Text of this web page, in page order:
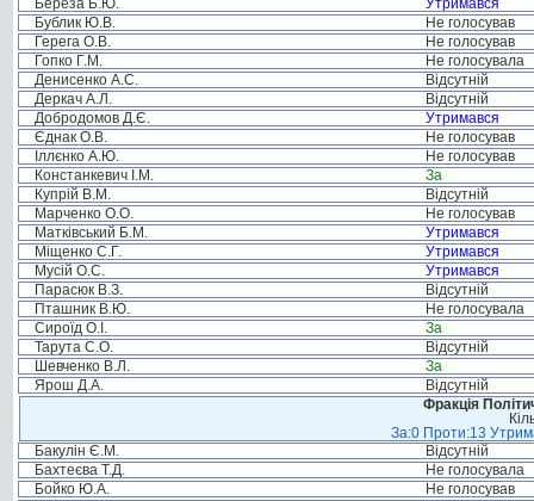
Береза Б.Ю.
Утримався
Бублик Ю.В.
Не голосував
Герега О.В.
Не голосував
Гопко Г.М.
Не голосувала
Денисенко А.С.
Відсутній
Деркач А.Л.
Відсутній
Добродомов Д.Є.
Утримався
Єднак О.В.
Не голосував
Іллєнко А.Ю.
Не голосував
Констанкевич І.М.
За
Купрій В.М.
Відсутній
Марченко О.О.
Не голосував
Матківський Б.М.
Утримався
Міщенко С.Г.
Утримався
Мусій О.С.
Утримався
Парасюк В.З.
Відсутній
Пташник В.Ю.
Не голосувала
Сироїд О.І.
За
Тарута С.О.
Відсутній
Шевченко В.Л.
За
Ярош Д.А.
Відсутній
Фракція
За:0 Проти:13
Бакулін Є.М.
Відсутній
Бахтеєва Т.Д.
Не голосувала
Бойко Ю.А.
Не голосував